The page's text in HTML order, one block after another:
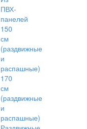
ПВХ-
панелей
150
см
(раздвижные
и
распашные)
170
см
(раздвижные
и
распашные)